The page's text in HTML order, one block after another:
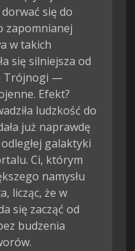
się do
zapomnianej
w takich
się silniejsza od
Trójnogi —
Efekt?
ludzkość do
już naprawdę
galaktyki
Ci, którym
namysłu
licząc, że w
się zacząć od
budzenia